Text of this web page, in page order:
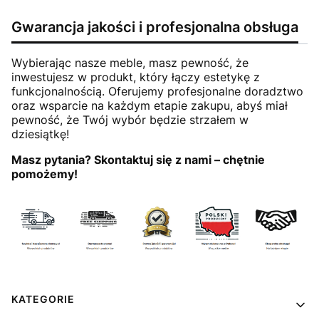
Gwarancja jakości i profesjonalna obsługa
Wybierając nasze meble, masz pewność, że
inwestujesz w produkt, który łączy estetykę z
funkcjonalnością. Oferujemy profesjonalne doradztwo
oraz wsparcie na każdym etapie zakupu, abyś miał
pewność, że Twój wybór będzie strzałem w
dziesiątkę!
Masz pytania? Skontaktuj się z nami – chętnie
pomożemy!
Linki w stopce
KATEGORIE